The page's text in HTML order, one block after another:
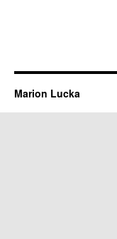
Marion Lucka